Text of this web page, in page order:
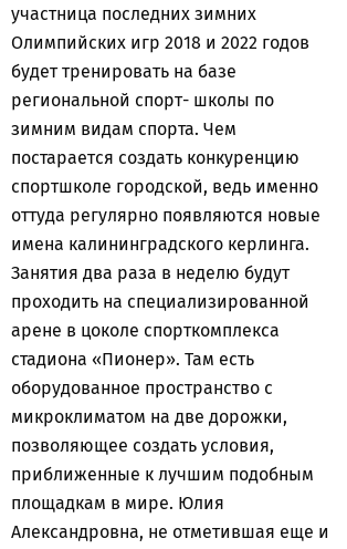
участница последних зимних
Олимпийских игр 2018 и 2022 годов
будет тренировать на базе
региональной спорт- школы по
зимним видам спорта. Чем
постарается создать конкуренцию
спортшколе городской, ведь именно
оттуда регулярно появляются новые
имена калининградского керлинга.
Занятия два раза в неделю будут
проходить на специализированной
арене в цоколе спорткомплекса
стадиона «Пионер». Там есть
оборудованное пространство с
микроклиматом на две дорожки,
позволяющее создать условия,
приближенные к лучшим подобным
площадкам в мире. Юлия
Александровна, не отметившая еще и